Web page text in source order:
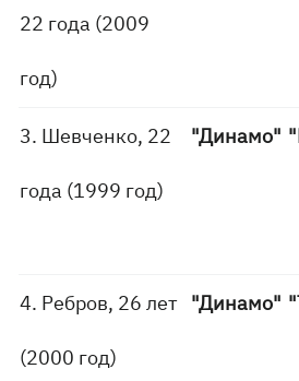
22 года (2009
год)
3. Шевченко, 22
года (1999 год)
"Динамо"
4. Ребров, 26 лет
(2000 год)
"Динамо"